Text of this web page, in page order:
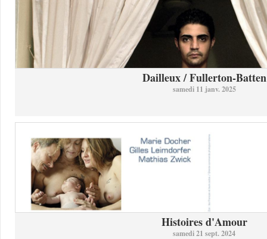
Dailleux / Fullerton-Batten
samedi 11 janv. 2025
Histoires d'Amour
samedi 21 sept. 2024